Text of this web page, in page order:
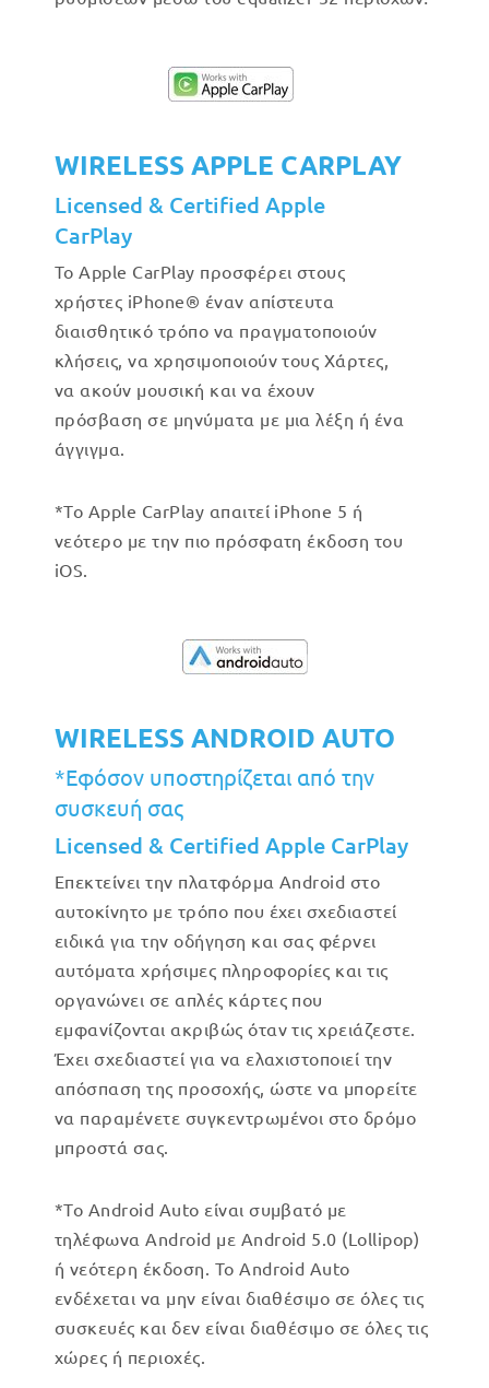
WIRELESS APPLE CARPLAY
Licensed & Certified Apple
CarPlay
Το Apple CarPlay προσφέρει στους
χρήστες iPhone® έναν απίστευτα
διαισθητικό τρόπο να πραγματοποιούν
κλήσεις, να χρησιμοποιούν τους Χάρτες,
να ακούν μουσική και να έχουν
πρόσβαση σε μηνύματα με μια λέξη ή ένα
άγγιγμα.
*Το Apple CarPlay απαιτεί iPhone 5 ή
νεότερο με την πιο πρόσφατη έκδοση του
iOS.
WIRELESS ANDROID AUTO
*Εφόσον υποστηρίζεται από την
συσκευή σας
Licensed & Certified Apple CarPlay
Επεκτείνει την πλατφόρμα Android στο
αυτοκίνητο με τρόπο που έχει σχεδιαστεί
ειδικά για την οδήγηση και σας φέρνει
αυτόματα χρήσιμες πληροφορίες και τις
οργανώνει σε απλές κάρτες που
εμφανίζονται ακριβώς όταν τις χρειάζεστε.
Έχει σχεδιαστεί για να ελαχιστοποιεί την
απόσπαση της προσοχής, ώστε να μπορείτε
να παραμένετε συγκεντρωμένοι στο δρόμο
μπροστά σας.
*Το Android Auto είναι συμβατό με
τηλέφωνα Android με Android 5.0 (Lollipop)
ή νεότερη έκδοση. Το Android Auto
ενδέχεται να μην είναι διαθέσιμο σε όλες τις
συσκευές και δεν είναι διαθέσιμο σε όλες τις
χώρες ή περιοχές.